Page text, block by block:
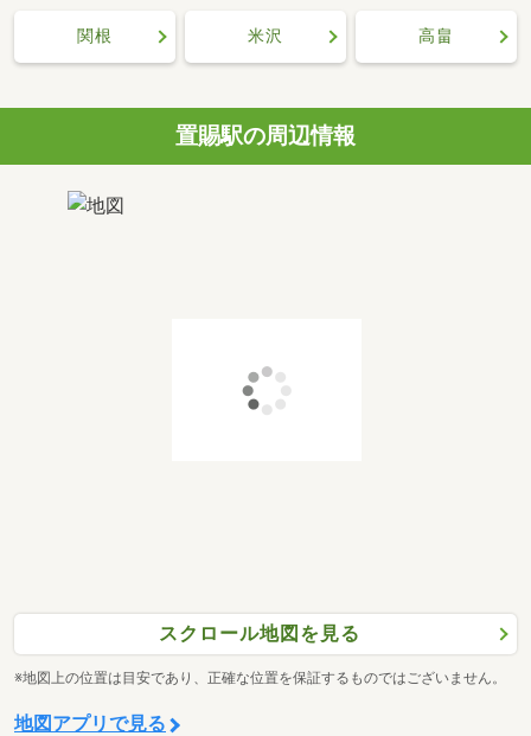
関根 米沢 高畠
置賜駅の周辺情報
スクロール地図を見る
※地図上の位置は目安であり、正確な位置を保証するものではございません。
地図アプリで見る